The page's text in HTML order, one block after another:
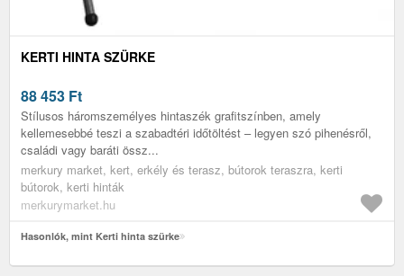
KERTI HINTA SZÜRKE
88 453 Ft
Stílusos háromszemélyes hintaszék grafitszínben, amely
kellemesebbé teszi a szabadtéri időtöltést – legyen szó pihenésről,
családi vagy baráti össz...
merkury market, kert, erkély és terasz, bútorok teraszra, kerti
bútorok, kerti hinták
merkurymarket.hu
Hasonlók, mint Kerti hinta szürke